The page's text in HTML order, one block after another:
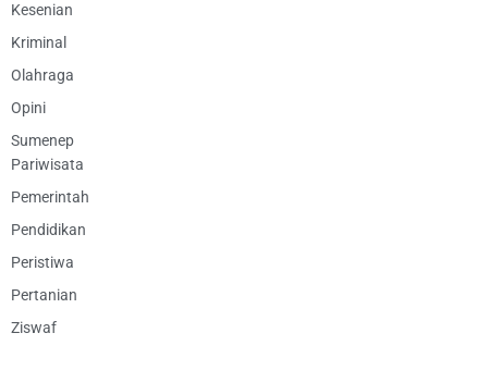
Kesenian
Kriminal
Olahraga
Opini
Sumenep
Pariwisata
Pemerintah
Pendidikan
Peristiwa
Pertanian
Ziswaf